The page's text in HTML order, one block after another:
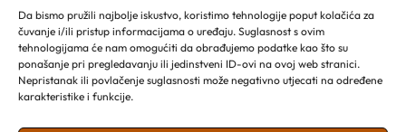
Da bismo pružili najbolje iskustvo, koristimo tehnologije poput kolačića za
čuvanje i/ili pristup informacijama o uređaju. Suglasnost s ovim
tehnologijama će nam omogućiti da obrađujemo podatke kao što su
ponašanje pri pregledavanju ili jedinstveni ID-ovi na ovoj web stranici.
Nepristanak ili povlačenje suglasnosti može negativno utjecati na određene
karakteristike i funkcije.
Franjevački put 2a
Obala kralja Tomislava 16
21 300 Makarska
Email: info@makarska-info.hr
Phone: +385 21 612 002/+385 21 650 076